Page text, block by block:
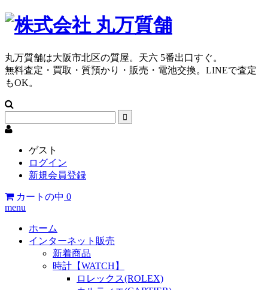
丸万質舗は大阪市北区の質屋。天六 5番出口すぐ。
無料査定・買取・質預かり・販売・電池交換。LINEで査定
もOK。
ゲスト
ログイン
新規会員登録
カートの中 0
menu
ホーム
インターネット販売
新着商品
時計【WATCH】
ロレックス(ROLEX)